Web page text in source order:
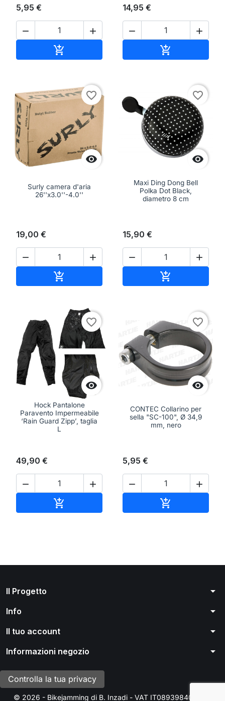
5,95 €
 

14,95 €
 


favorite_border
Surly camera d'aria
26''x3.0''-4.0''
19,00 €
 


favorite_border
Maxi Ding Dong Bell
Polka Dot Black,
diametro 8 cm
15,90 €
 


favorite_border
Hock Pantalone
Paravento Impermeabile
‘Rain Guard Zipp’, taglia
L
49,90 €
 


favorite_border
CONTEC Collarino per
sella "SC-100", Ø 34,9
mm, nero
5,95 €
 

Il Progetto arrow_drop_down
Info arrow_drop_down
Il tuo account arrow_drop_down
Informazioni negozio arrow_drop_down
Controlla la tua privacy
© 2026 - Bikejamming di B. Inzadi - VAT IT08939840966 -